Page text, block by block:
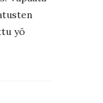
yö